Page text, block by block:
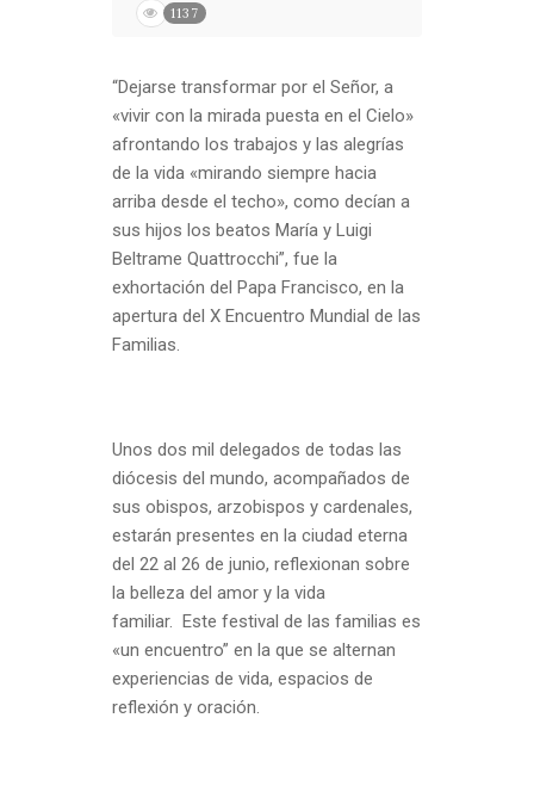
1137
“Dejarse transformar por el Señor, a
«vivir con la mirada puesta en el Cielo»
afrontando los trabajos y las alegrías
de la vida «mirando siempre hacia
arriba desde el techo», como decían a
sus hijos los beatos María y Luigi
Beltrame Quattrocchi”, fue la
exhortación del Papa Francisco, en la
apertura del X Encuentro Mundial de las
Familias.
Unos dos mil delegados de todas las
diócesis del mundo, acompañados de
sus obispos, arzobispos y cardenales,
estarán presentes en la ciudad eterna
del 22 al 26 de junio, reflexionan sobre
la belleza del amor y la vida
familiar. Este festival de las familias es
«un encuentro” en la que se alternan
experiencias de vida, espacios de
reflexión y oración.